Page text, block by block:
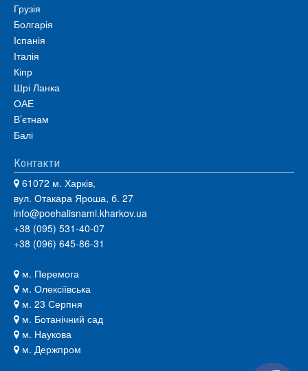
Грузія
Болгарія
Іспанія
Італія
Кіпр
Шрі Ланка
ОАЕ
В’єтнам
Балі
Контакти
61072 м. Харків,
вул. Отакара Яроша, б. 27
info@poehalisnami.kharkov.ua
+38 (095) 531-40-07
+38 (096) 645-86-31
м. Перемога
м. Олексіївська
м. 23 Серпня
м. Ботанічний сад
м. Наукова
м. Держпром